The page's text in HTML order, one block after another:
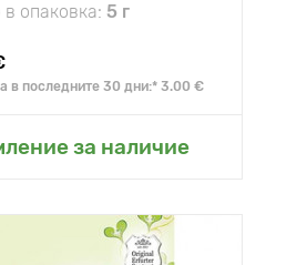
опаковка: 5 г
в последните 30 дни:* 3.00 €
за наличие